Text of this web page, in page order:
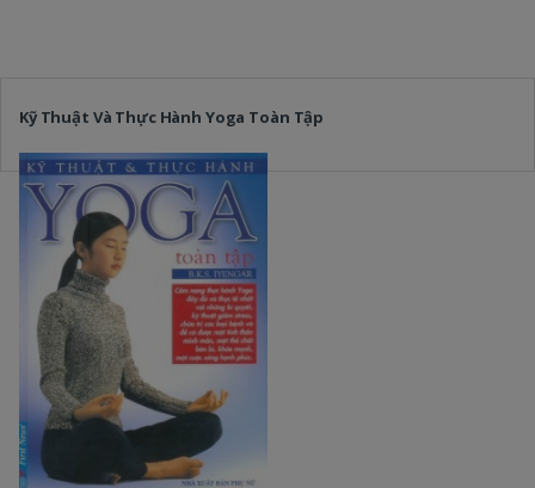
Kỹ Thuật Và Thực Hành Yoga Toàn Tập